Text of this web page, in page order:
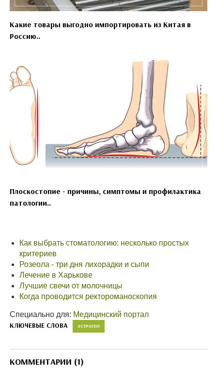
Какие товары выгодно импортировать из Китая в
Россию..
Плоскостопие - причины, симптомы и профилактика
патологии..
Как выбрать стоматологию: несколько простых
критериев
Розеола - три дня лихорадки и сыпи
Лечение в Харькове
Лучшие свечи от молочницы
Когда проводится ректороманоскопия
Специально для: Медицинский портал
КЛЮЧЕВЫЕ СЛОВА ЭСТРОГЕН
КОММЕНТАРИИ (1)